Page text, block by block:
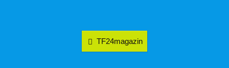
TF24magazin